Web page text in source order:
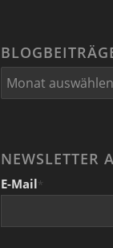
NEWSLETTER
E-Mail*